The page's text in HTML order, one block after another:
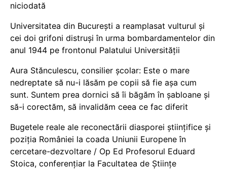
niciodată
Universitatea din București a reamplasat vulturul și
cei doi grifoni distruși în urma bombardamentelor din
anul 1944 pe frontonul Palatului Universității
Aura Stănculescu, consilier școlar: Este o mare
nedreptate să nu-i lăsăm pe copii să fie așa cum
sunt. Suntem prea dornici să îi băgăm în șabloane și
să-i corectăm, să invalidăm ceea ce fac diferit
Bugetele reale ale reconectării diasporei științifice și
poziția României la coada Uniunii Europene în
cercetare-dezvoltare / Op Ed Profesorul Eduard
Stoica, conferențiar la Facultatea de Științe